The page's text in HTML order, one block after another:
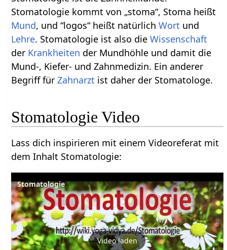
Stomatologie kommt von „stoma“, Stoma heißt
Mund, und “logos“ heißt natürlichWort und
Lehre. Stomatologie ist also dieWissenschaft
der Krankheiten der Mundhöhle und damit die
Mund-, Kiefer- und Zahnmedizin. Ein anderer
Begriff fürZahnarzt ist daher der Stomatologe.
Stomatologie Video
Lass dich inspirieren mit einem Videoreferat mit
dem Inhalt Stomatologie:
Stomatologie
Video laden